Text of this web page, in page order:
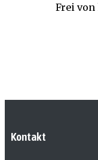
Frei
Kontakt